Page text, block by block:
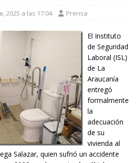
2025 a las 17:04 Prensa
El Instituto
de Seguridad
Laboral (ISL)
de La
Araucanía
entregó
formalmente
la
adecuación
de su
vivienda al
Salazar, quien sufrió un accidente